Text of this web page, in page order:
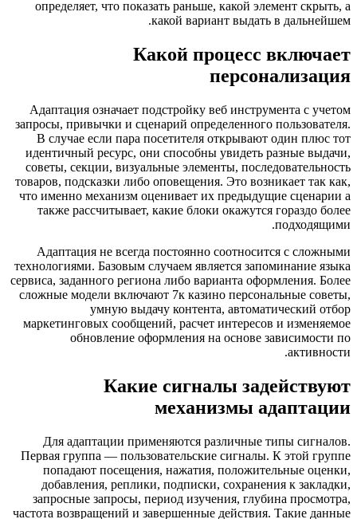
определяет, что показать раньше, какой элемент
какой вариант выдать в
Какой процесс
Адаптация означает подстройку веб инструмента с
запросы, привычки и сценарий определенного
В случае если пара посетителя открывают один
идентичный ресурс, они способны увидеть разные
советы, секции, визуальные элементы,
товаров, подсказки либо оповещения. Это возникает
что именно механизм оценивает их предыдущие
также рассчитывает, какие блоки окажутся
Адаптация не всегда постоянно соотносится с
технологиями. Базовым случаем является
сервиса, заданного региона либо варианта
сложные модели включают 7к казино персональные
умную выдачу контента,
маркетинговых сообщений, расчет интересов и
обновление оформления на основе
Какие сигналы
механизмы
Для адаптации применяются различные типы
Первая группа — пользовательские сигналы. К этой
попадают посещения, нажатия, положительные
добавления, реплики, подписки, сохранения к
запросные запросы, период изучения, глубина
частота возвращений и завершенные действия. Такие